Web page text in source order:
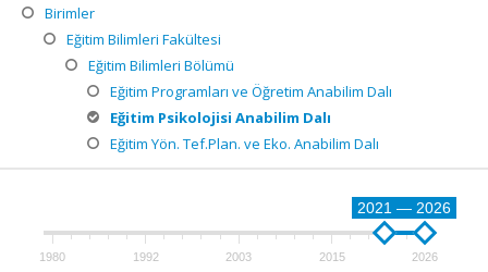
Birimler
Eğitim Bilimleri Fakültesi
Eğitim Bilimleri Bölümü
Eğitim Programları ve Öğretim Anabilim Dalı
Eğitim Psikolojisi Anabilim Dalı
Eğitim Yön. Tef.Plan. ve Eko. Anabilim Dalı
2021 — 2026
1980 1992 2003 2015 2026